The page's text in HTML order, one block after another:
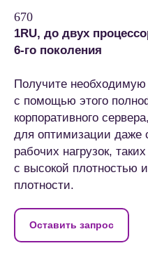
670
1RU, до двух
6-го поколения
Получите необходимую
с помощью этого
корпоративного
для оптимизации даже
рабочих нагрузок,
с высокой плотностью
плотности.
Оставить запрос